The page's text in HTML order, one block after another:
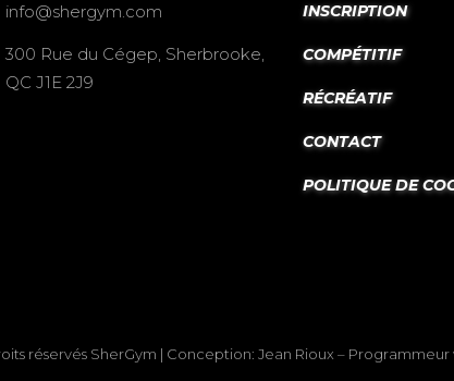
info@shergym.com
300 Rue du Cégep, Sherbrooke,
QC J1E 2J9
INSCRIPTION
COMPÉTITIF
RÉCRÉATIF
CONTACT
POLITIQUE DE
réservés SherGym | Conception: Jean Rioux – Programmeur